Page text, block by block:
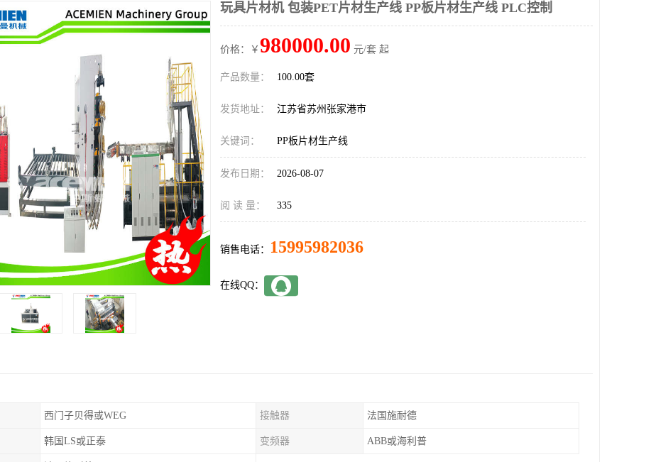
玩具片材机 包装PET片材生产线 PP板片材生产线 PLC控制
价格：￥ 980000.00 元/套 起
产品数量： 100.00套
发货地址： 江苏省苏州张家港市
关键词： PP板片材生产线
发布日期： 2026-08-07
阅 读 量： 335
销售电话： 15995982036
在线QQ：
西门子贝得或WEG 接触器 法国施耐德
韩国LS或正泰 变频器 ABB或海利普